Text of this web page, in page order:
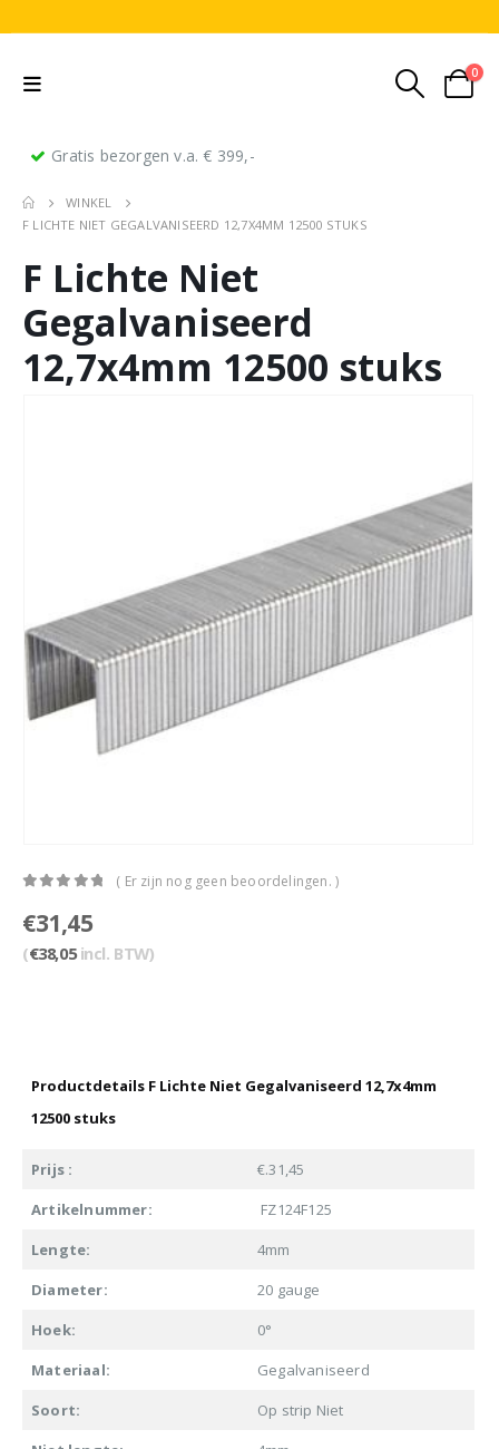
0
Gratis bezorgen v.a. € 399,-
WINKEL
F LICHTE NIET GEGALVANISEERD 12,7X4MM 12500 STUKS
F Lichte Niet
Gegalvaniseerd
12,7x4mm 12500 stuks
( Er zijn nog geen beoordelingen. )
€31,45
(€38,05incl. BTW)
Productdetails F Lichte Niet Gegalvaniseerd 12,7x4mm
12500 stuks
Prijs :
€.31,45
Artikelnummer:
FZ124F125
Lengte:
4mm
Diameter:
20 gauge
Hoek:
0°
Materiaal:
Gegalvaniseerd
Soort:
Op strip Niet